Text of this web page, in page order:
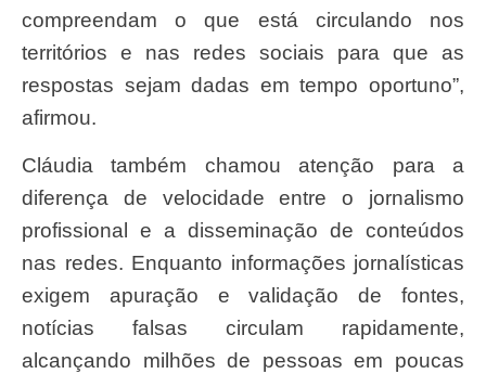
compreendam o que está circulando nos
territórios e nas redes sociais para que as
respostas sejam dadas em tempo oportuno”,
afirmou.
Cláudia também chamou atenção para a
diferença de velocidade entre o jornalismo
profissional e a disseminação de conteúdos
nas redes. Enquanto informações jornalísticas
exigem apuração e validação de fontes,
notícias falsas circulam rapidamente,
alcançando milhões de pessoas em poucas